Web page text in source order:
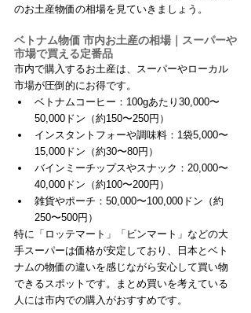
のお土産物価の相場を見ていきましょう。
ベトナム物価 市内お土産の相場｜スーパーや
市場で買える定番品
市内で購入するお土産は、スーパーやローカル
市場が圧倒的にお得です。
ベトナムコーヒー：100gあたり30,000〜
50,000ドン（約150〜250円）
インスタントフォーや調味料：1袋5,000〜
15,000ドン（約30〜80円）
バインミーチップスやスナック：20,000〜
40,000ドン（約100〜200円）
雑貨やポーチ：50,000〜100,000ドン（約
250〜500円）
特に「ロッテマート」「ビンマート」などの大
手スーパーは価格が安定しており、日本とベト
ナムの物価の違いを感じながら安心して買い物
できるスポットです。まとめ買いを考えている
人には市内での購入がおすすめです。